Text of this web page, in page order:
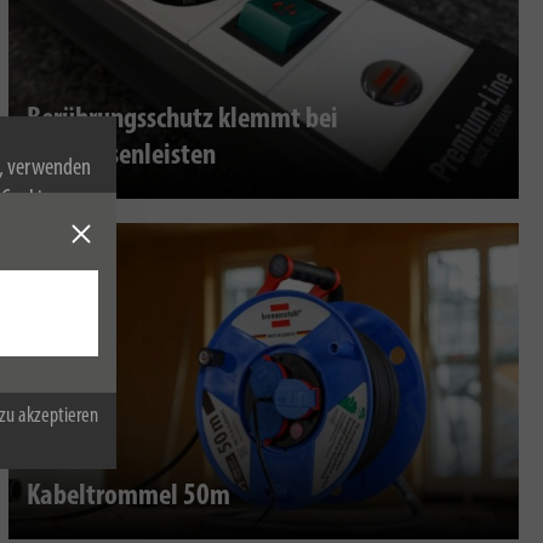
verwenden
zu.
akzeptieren
Berührungsschutz klemmt bei
Steckdosenleisten
Kabeltrommel 50m